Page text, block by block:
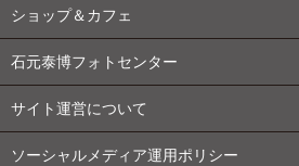
ショップ＆カフェ
石元泰博フォトセンター
サイト運営について
ソーシャルメディア運用ポリシー